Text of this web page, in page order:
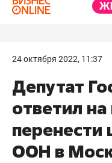
24 октября 2022, 11:37
Депутат
ответил
перенести
ООН в